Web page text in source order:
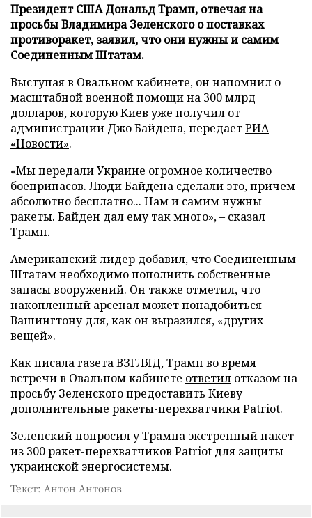
Президент США Дональд Трамп, отвечая на
просьбы Владимира Зеленского о поставках
противоракет, заявил, что они нужны и самим
Соединенным Штатам.
Выступая в Овальном кабинете, он напомнил о
масштабной военной помощи на 300 млрд
долларов, которую Киев уже получил от
администрации Джо Байдена, передаетРИА
«Новости».
«Мы передали Украине огромное количество
боеприпасов. Люди Байдена сделали это, причем
абсолютно бесплатно... Нам и самим нужны
ракеты. Байден дал ему так много», – сказал
Трамп.
Американский лидер добавил, что Соединенным
Штатам необходимо пополнить собственные
запасы вооружений. Он также отметил, что
накопленный арсенал может понадобиться
Вашингтону для, как он выразился, «других
вещей».
Как писала газета ВЗГЛЯД, Трамп во время
встречи в Овальном кабинете ответил отказом на
просьбу Зеленского предоставить Киеву
дополнительные ракеты-перехватчики Patriot.
Зеленскийпопросилу Трампа экстренный пакет
из 300 ракет-перехватчиков Patriot для защиты
украинской энергосистемы.
Текст: Антон Антонов